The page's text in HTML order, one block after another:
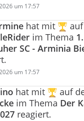
um 17:57
hat mit
im Thema
SC - Arminia
um 17:57
hat mit
auf
im Thema Der
reagiert.